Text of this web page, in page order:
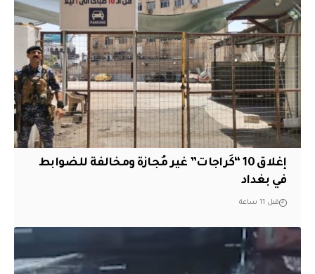
إغلاق 10 “كَراجات” غير مُجازة ومخالفة للضوابط
في بغداد
قبل 11 ساعة